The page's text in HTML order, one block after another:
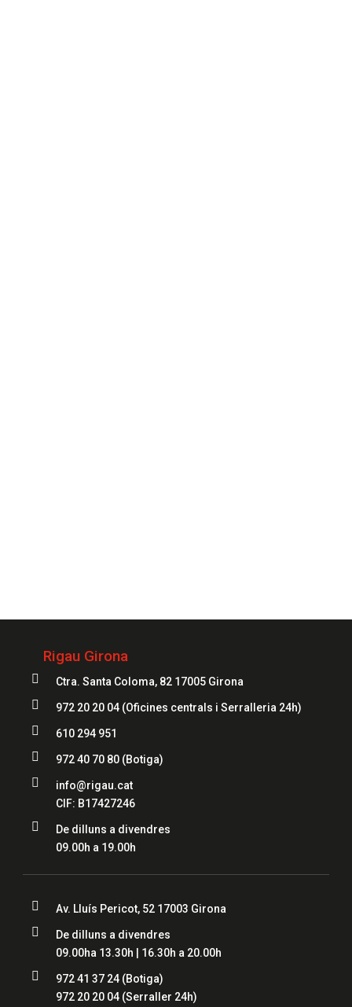
Rigau Girona
 Ctra. Santa Coloma, 82 17005 Girona
 972 20 20 04 (Oficines centrals i Serralleria 24h)
 610 294 951
 972 40 70 80 (Botiga)

info@rigau.cat
CIF: B17427246

De dilluns a divendres
09.00h a 19.00h
 Av. Lluís Pericot, 52 17003 Girona

De dilluns a divendres
09.00ha 13.30h | 16.30h a 20.00h
 972 41 37 24(Botiga)
972 20 20 04(Serraller 24h)